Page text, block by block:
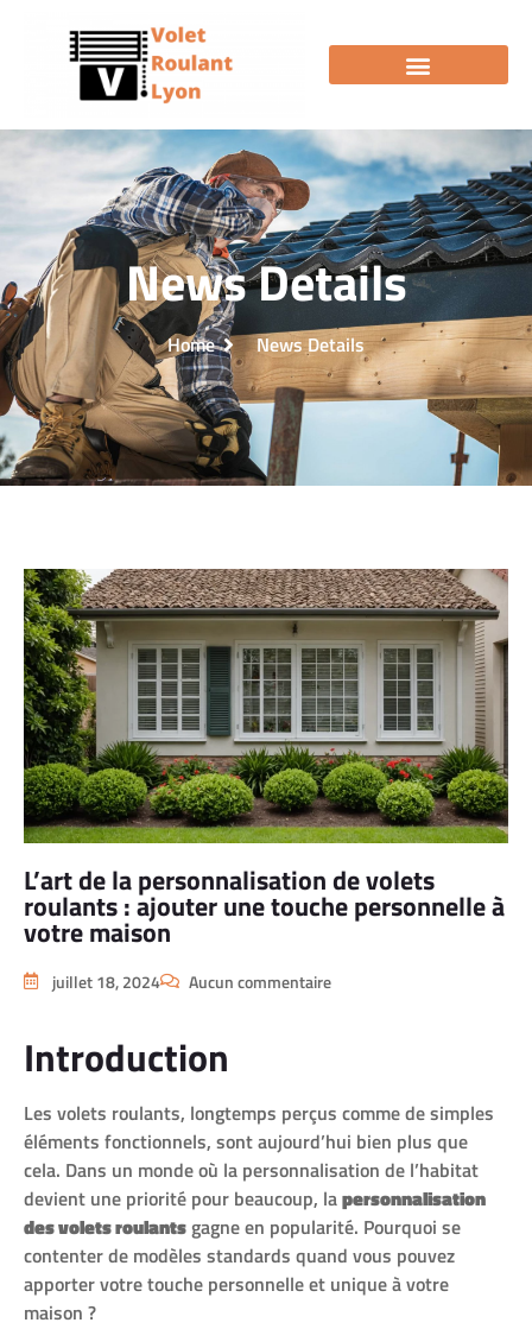
News Details
Home News Details
L’art de la personnalisation de volets
roulants : ajouter une touche personnelle à
votre maison
juillet 18, 2024 Aucun commentaire
Introduction
Les volets roulants, longtemps perçus comme de simples
éléments fonctionnels, sont aujourd’hui bien plus que
cela. Dans un monde où la personnalisation de l’habitat
devient une priorité pour beaucoup, lapersonnalisation
des volets roulantsgagne en popularité. Pourquoi se
contenter de modèles standards quand vous pouvez
apporter votre touche personnelle et unique à votre
maison ?